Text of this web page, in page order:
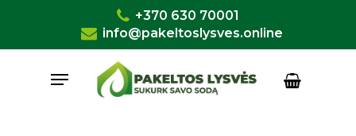
main
+370 630 70001
info@pakeltoslysves.online
Menu
Krepšelis
Cart